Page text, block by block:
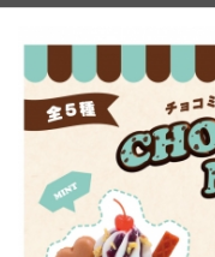
ログイン
入荷スケジ
カプセルトイマ
カプセルトイ